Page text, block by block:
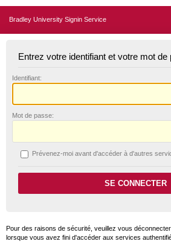
Bradley University Signin Service
Entrez votre identifiant et votre mot de
Identifiant:
Mot de passe:
Prévenez-moi avant d'accéder à d'autres
Pour des raisons de sécurité, veuillez vous
lorsque vous avez fini d'accéder aux services